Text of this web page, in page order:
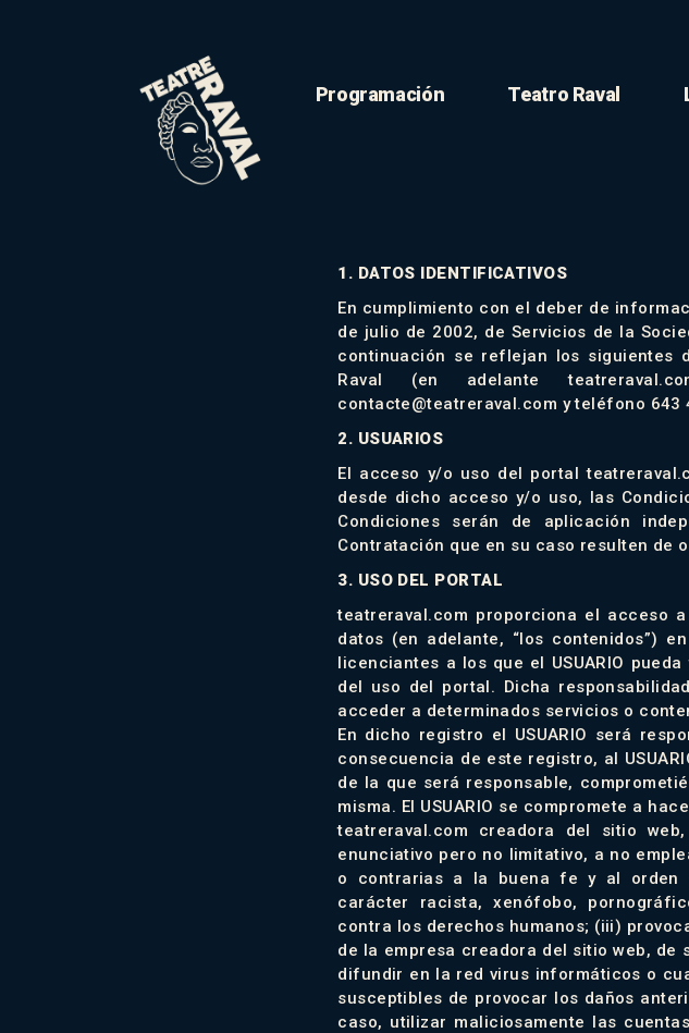
Programación Teatro Raval
1. DATOS IDENTIFICATIVOS
En cumplimiento con el deber de
de julio de 2002, de Servicios de la
continuación se reflejan los siguientes
Raval (en adelante
contacte@teatreraval.com y teléfono 643
2. USUARIOS
El acceso y/o uso del portal
desde dicho acceso y/o uso, las
Condiciones serán de aplicación
Contratación que en su caso resulten de
3. USO DEL PORTAL
teatreraval.com proporciona el acceso
datos (en adelante, “los contenidos”)
licenciantes a los que el USUARIO
del uso del portal. Dicha
acceder a determinados servicios o
En dicho registro el USUARIO será
consecuencia de este registro, al
de la que será responsable,
misma. El USUARIO se compromete a
teatreraval.com creadora del sitio
enunciativo pero no limitativo, a no
o contrarias a la buena fe y al orden
carácter racista, xenófobo,
contra los derechos humanos; (iii)
de la empresa creadora del sitio web, de
difundir en la red virus informáticos o
susceptibles de provocar los daños
caso, utilizar maliciosamente las